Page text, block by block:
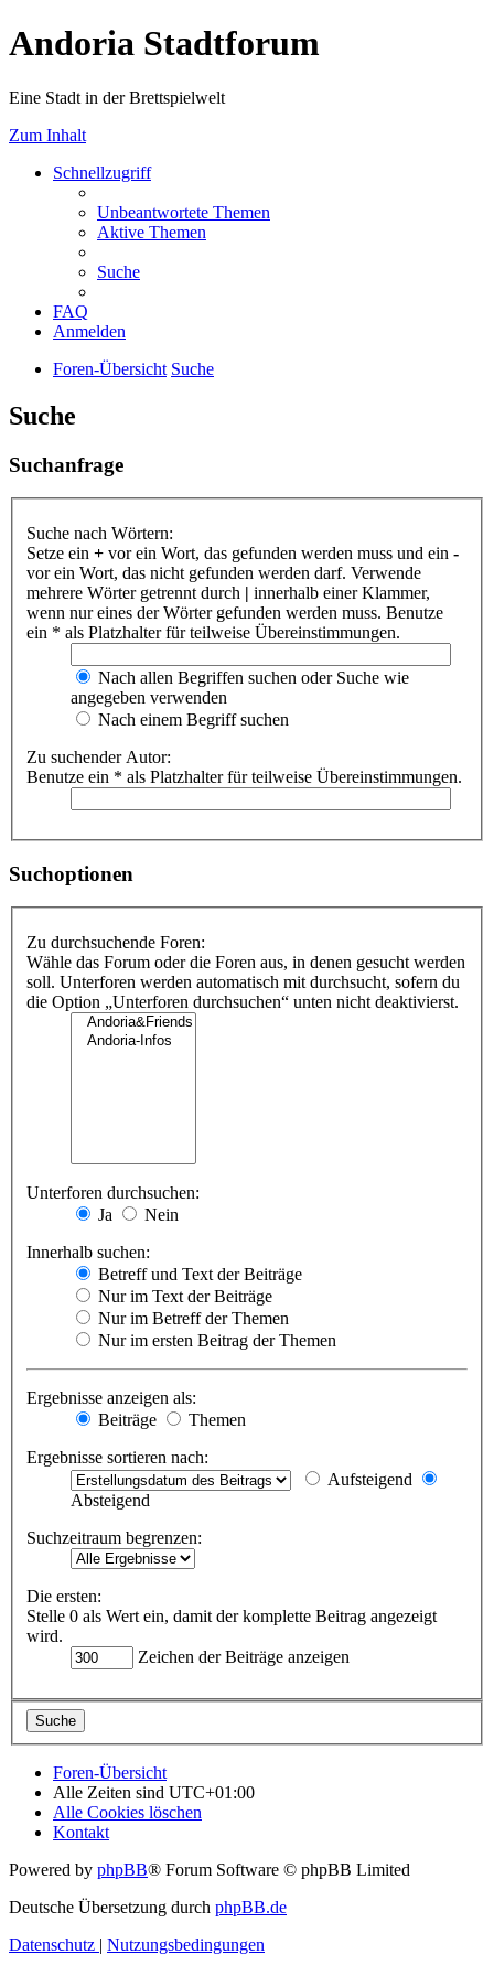
Andoria Stadtforum
Eine Stadt in der Brettspielwelt
Zum Inhalt
Schnellzugriff
Unbeantwortete Themen
Aktive Themen
Suche
FAQ
Anmelden
Foren-Übersicht Suche
Suche
Suchanfrage
Suche nach Wörtern:
Setze ein + vor ein Wort, das gefunden werden muss und ein -
vor ein Wort, das nicht gefunden werden darf. Verwende
mehrere Wörter getrennt durch | innerhalb einer Klammer,
wenn nur eines der Wörter gefunden werden muss. Benutze
ein * als Platzhalter für teilweise Übereinstimmungen.
Nach allen Begriffen suchen oder Suche wie
angegeben verwenden
Nach einem Begriff suchen
Zu suchender Autor:
Benutze ein * als Platzhalter für teilweise Übereinstimmungen.
Suchoptionen
Zu durchsuchende Foren:
Wähle das Forum oder die Foren aus, in denen gesucht werden
soll. Unterforen werden automatisch mit durchsucht, sofern du
die Option „Unterforen durchsuchen“ unten nicht deaktivierst.
Unterforen durchsuchen:
Ja
Nein
Innerhalb suchen:
Betreff und Text der Beiträge
Nur im Text der Beiträge
Nur im Betreff der Themen
Nur im ersten Beitrag der Themen
Ergebnisse anzeigen als:
Beiträge
Themen
Ergebnisse sortieren nach:
Aufsteigend
Absteigend
Suchzeitraum begrenzen:
Die ersten:
Stelle 0 als Wert ein, damit der komplette Beitrag angezeigt
wird.
Zeichen der Beiträge anzeigen
Foren-Übersicht
Alle Zeiten sind UTC+01:00
Alle Cookies löschen
Kontakt
Powered by phpBB® Forum Software © phpBB Limited
Deutsche Übersetzung durch phpBB.de
Datenschutz | Nutzungsbedingungen